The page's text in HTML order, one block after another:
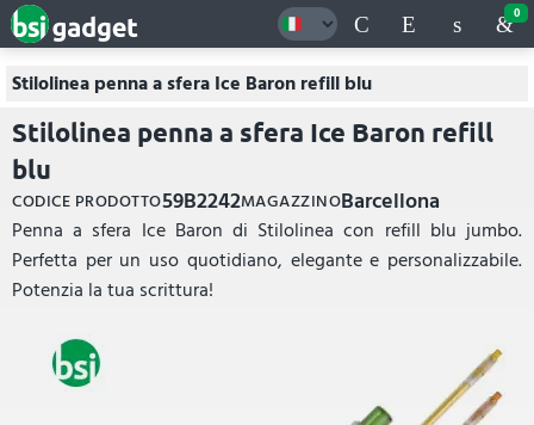
0
Stilolinea penna a sfera Ice Baron refill blu
Stilolinea penna a sfera Ice Baron refill
blu
CODICE PRODOTTO59B2242MAGAZZINOBarcellona
Penna a sfera Ice Baron di Stilolinea con refill blu jumbo.
Perfetta per un uso quotidiano, elegante e personalizzabile.
Potenzia la tua scrittura!